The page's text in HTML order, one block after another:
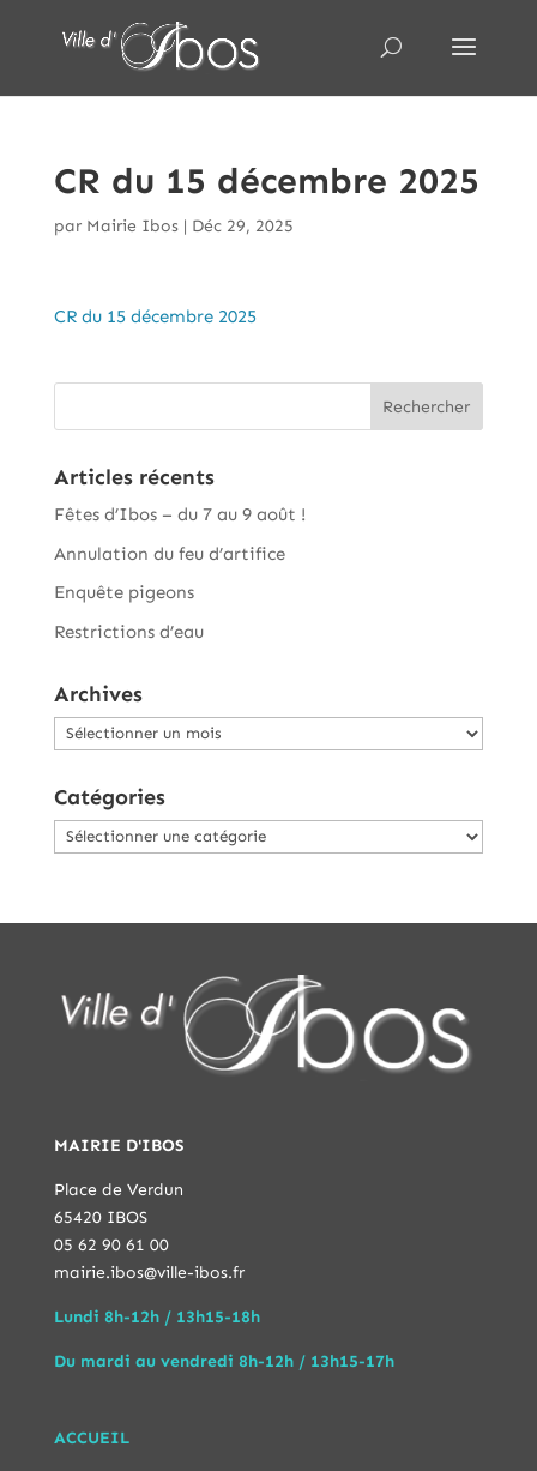
CR du 15 décembre 2025
par Mairie Ibos| Déc 29, 2025
CR du 15 décembre 2025
Articles récents
Fêtes d’Ibos – du 7 au 9 août !
Annulation du feu d’artifice
Enquête pigeons
Restrictions d’eau
Archives
Archives
Catégories
Catégories
MAIRIE D'IBOS
Place de Verdun
65420 IBOS
05 62 90 61 00
mairie.ibos@ville-ibos.fr
Lundi 8h-12h / 13h15-18h
Du mardi au vendredi 8h-12h / 13h15-17h
ACCUEIL